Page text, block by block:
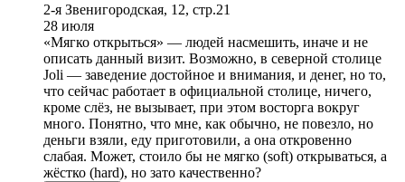
2-я Звенигородская, 12, стр.21
28 июля
«Мягко открыться» — людей насмешить, иначе и не
описать данный визит. Возможно, в северной столице
Joli — заведение достойное и внимания, и денег, но то,
что сейчас работает в официальной столице, ничего,
кроме слёз, не вызывает, при этом восторга вокруг
много. Понятно, что мне, как обычно, не повезло, но
деньги взяли, еду приготовили, а она откровенно
слабая. Может, стоило бы не мягко (soft) открываться, а
жёстко (hard), но зато качественно?